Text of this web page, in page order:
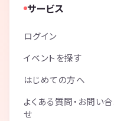
サービス
ログイン
イベントを探す
はじめての方へ
よくある質問・お問い
せ